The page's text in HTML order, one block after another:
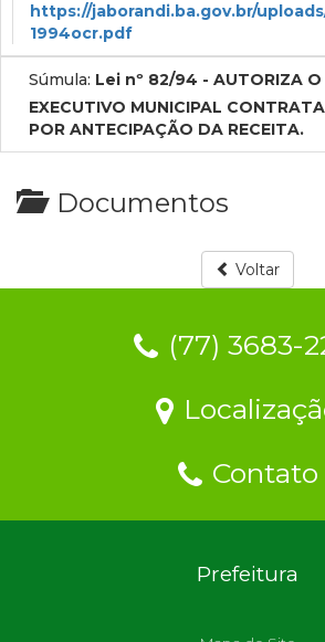
https://jaborandi.ba.gov.br/
1994ocr.pdf
Súmula: Lei nº 82/94 - AUTORIZA O
EXECUTIVO MUNICIPAL
POR ANTECIPAÇÃO DA RECEITA.
Documentos
Voltar
(77) 3683-
Contato
Prefeitura